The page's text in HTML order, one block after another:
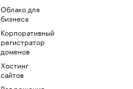
Облако для
бизнеса
Корпоративный
регистратор
доменов
Хостинг
сайтов